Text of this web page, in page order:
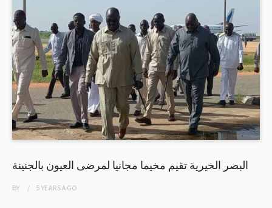
البصر الخيرية تقيم مخيما مجانيا لمرضى العيون بالجنينة
BY 5 YEARSAGO